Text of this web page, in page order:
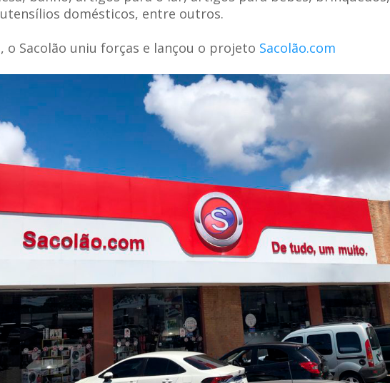
domésticos, entre outros.
o Sacolão uniu forças e lançou o projeto Sacolão.com